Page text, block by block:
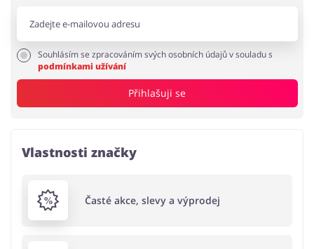
Souhlásím se zpracováním svých osobních údajů v souladu s
podmínkami užívání
Přihlašuji se
Vlastnosti značky
Časté akce, slevy a výprodej